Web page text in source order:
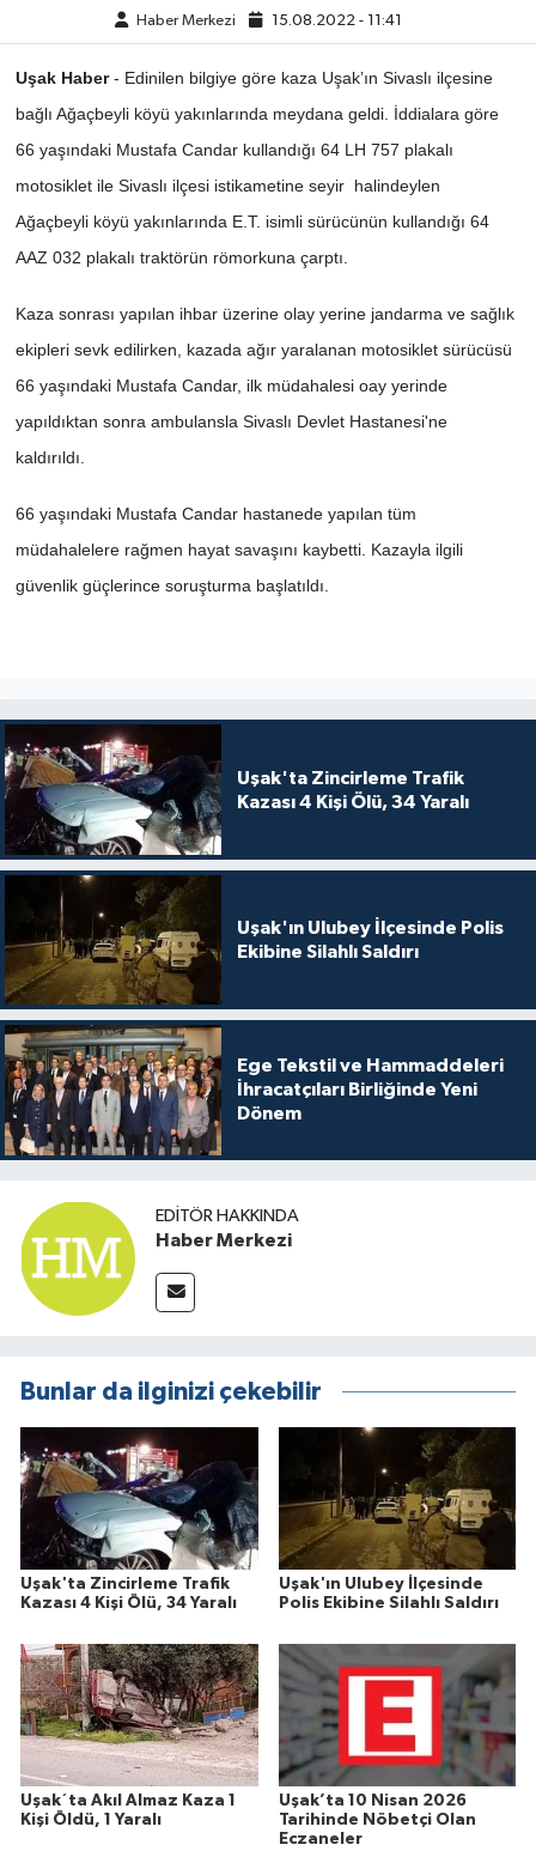
Haber Merkezi 15.08.2022 - 11:41
Uşak Haber- Edinilen bilgiye göre kaza Uşak’ın Sivaslı ilçesine
bağlı Ağaçbeyli köyü yakınlarında meydana geldi. İddialara göre
66 yaşındaki Mustafa Candar kullandığı 64 LH 757 plakalı
motosiklet ile Sivaslı ilçesi istikametine seyir halindeylen
Ağaçbeyli köyü yakınlarında E.T. isimli sürücünün kullandığı 64
AAZ 032 plakalı traktörün römorkuna çarptı.
Kaza sonrası yapılan ihbar üzerine olay yerine jandarma ve sağlık
ekipleri sevk edilirken, kazada ağır yaralanan motosiklet sürücüsü
66 yaşındaki Mustafa Candar, ilk müdahalesi oay yerinde
yapıldıktan sonra ambulansla Sivaslı Devlet Hastanesi'ne
kaldırıldı.
66 yaşındaki Mustafa Candar hastanede yapılan tüm
müdahalelere rağmen hayat savaşını kaybetti. Kazayla ilgili
güvenlik güçlerince soruşturma başlatıldı.
Uşak'ta Zincirleme Trafik
Kazası 4 Kişi Ölü, 34 Yaralı
Uşak'ın Ulubey İlçesinde Polis
Ekibine Silahlı Saldırı
Ege Tekstil ve Hammaddeleri
İhracatçıları Birliğinde Yeni
Dönem
EDITÖR HAKKINDA
Haber Merkezi
Bunlar da ilginizi çekebilir
Uşak'ta Zincirleme Trafik
Kazası 4 Kişi Ölü, 34 Yaralı
Uşak'ın Ulubey İlçesinde
Polis Ekibine Silahlı Saldırı
Uşak´ta Akıl Almaz Kaza 1
Kişi Öldü, 1 Yaralı
Uşak’ta 10 Nisan 2026
Tarihinde Nöbetçi Olan
Eczaneler
Magazin
ÖZEL HABER
POLİTİKA
SİYASET
TEKNOLOJİ
Yerel